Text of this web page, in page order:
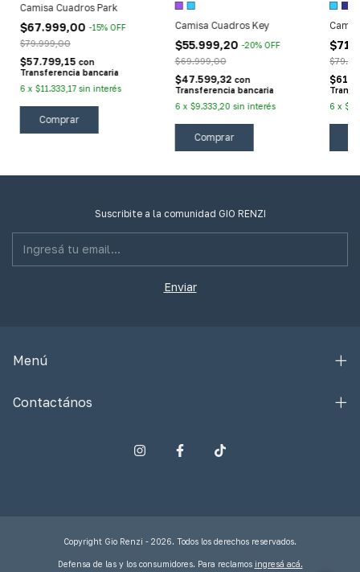
Camisa Cuadros Park
$67.999,00-15% OFF
$79.999,00
$57.799,15 con
Transferencia bancaria
6 x $11.333,17 sin interés
Comprar
Camisa Cuadros Key
$55.999,20-20% OFF
$69.999,00
$47.599,32 con
Transferencia bancaria
6 x $9.333,20 sin interés
Comprar
6 x
Suscribite a la comunidad GIO RENZI
Menú
Contactános
Copyright Gio Renzi - 2026. Todos los derechos reservados.
Defensa de las y los consumidores. Para reclamos ingresá acá.